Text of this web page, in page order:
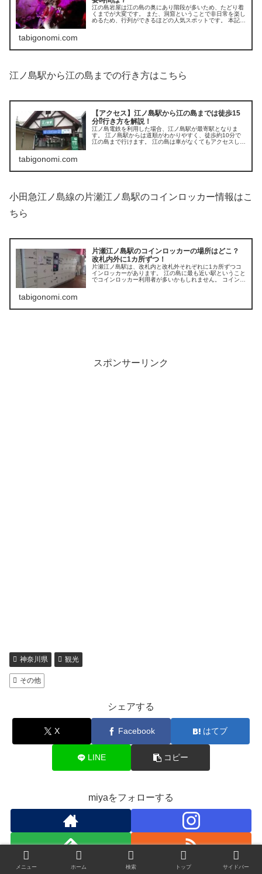
江の島岩屋は江の島の奥にあり階段が多いため、たどり着
くまでが大変です。 また、洞窟ということで非日常を楽し
めるため、行列ができるほどの人気スポットです。 本記事
tabigonomi.com
江ノ島駅から江の島までの行き方はこちら
【アクセス】江ノ島駅から江の島までは徒歩15
分⁉行き方を解説！
江ノ島電鉄を利用した場合、江ノ島駅が最寄駅となりま
す。 江ノ島駅からは道順がわかりやすく、徒歩約10分で
江の島まで行けます。 江の島は車がなくてもアクセスしや
tabigonomi.com
小田急江ノ島線の片瀬江ノ島駅のコインロッカー情報はこ
ちら
片瀬江ノ島駅のコインロッカーの場所はどこ？
改札内外に1カ所ずつ！
片瀬江ノ島駅は、改札内と改札外それぞれに1カ所ずつコ
インロッカーがあります。 江の島に最も近い駅ということ
でコインロッカー利用者が多いかもしれません。 コインロ
tabigonomi.com
スポンサーリンク
神奈川県 観光
その他
シェアする
X Facebook はてブ
LINE コピー
miyaをフォローする
メニュー ホーム 検索 トップ サイドバー